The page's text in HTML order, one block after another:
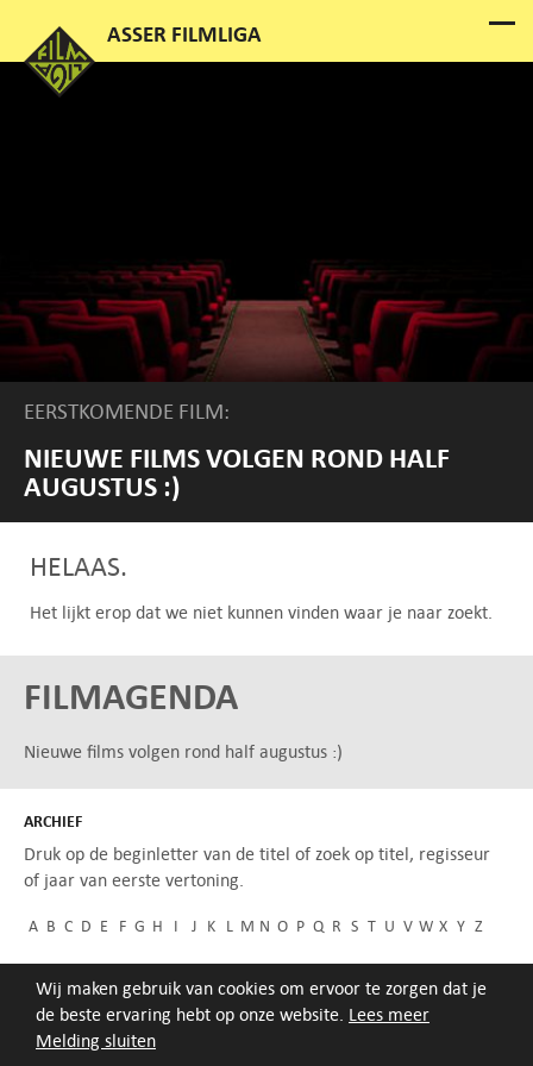
Melding sluiten
Wij maken gebruik van cookies om ervoor te zorgen dat je
de beste ervaring hebt op onze website. Lees meer
EERSTKOMENDE FILM:
NIEUWE FILMS VOLGEN ROND HALF
AUGUSTUS :)
HELAAS.
Het lijkt erop dat we niet kunnen vinden waar je naar zoekt.
FILMAGENDA
Nieuwe films volgen rond half augustus :)
ARCHIEF
Druk op de beginletter van de titel of zoek op titel, regisseur
of jaar van eerste vertoning.
A B C D E F G H I J K L M N O P Q R S T U V W X Y Z